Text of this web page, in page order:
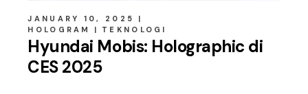
JANUARY 10, 2025
HOLOGRAM
TEKNOLOGI
Hyundai Mobis: Holographic di
CES 2025